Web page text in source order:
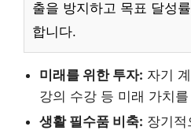
출을 방지하고 목표 달성
합니다.
미래를 위한 투자: 자기
강의 수강 등 미래 가치
생활 필수품 비축: 장기적